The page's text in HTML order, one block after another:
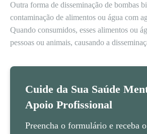
Outra forma de disseminação de bombas
contaminação de alimentos ou água com
Quando consumidos, esses alimentos ou
pessoas ou animais, causando a
Cuide da Sua Saúde
Apoio Profissional
Preencha o formulário e receba